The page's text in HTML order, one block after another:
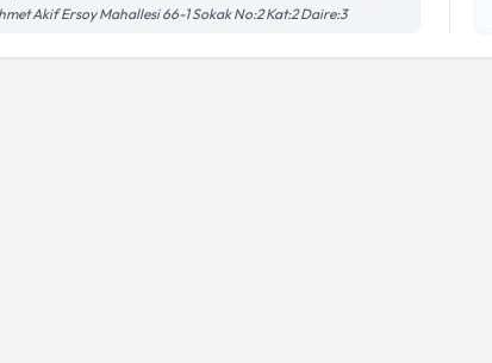
Akif Ersoy Mahallesi 66-1 Sokak No:2 Kat:2 Daire:3